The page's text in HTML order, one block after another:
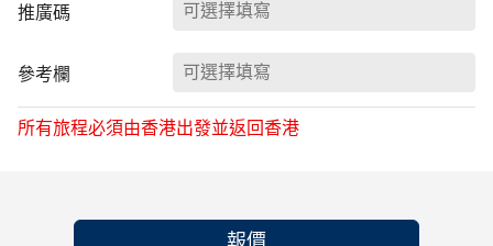
推廣碼
參考欄
所有旅程必須由香港出發並返回香港
報價